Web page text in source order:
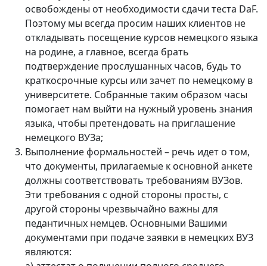
освобождены от необходимости сдачи теста DaF.
Поэтому мы всегда просим наших клиентов не
откладывать посещение курсов немецкого языка
на родине, а главное, всегда брать
подтверждение прослушанных часов, будь то
краткосрочные курсы или зачет по немецкому в
университете. Собранные таким образом часы
помогает нам выйти на нужный уровень знания
языка, чтобы претендовать на приглашение
немецкого ВУЗа;
Выполнение формальностей – речь идет о том,
что документы, прилагаемые к основной анкете
должны соответствовать требованиям ВУЗов.
Эти требования с одной стороны просты, с
другой стороны чрезвычайно важны для
педантичных немцев. Основными Вашими
документами при подаче заявки в немецких ВУЗ
являются: